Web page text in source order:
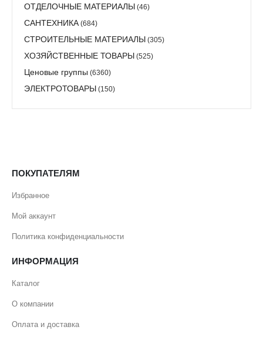
ОТДЕЛОЧНЫЕ МАТЕРИАЛЫ (46)
САНТЕХНИКА (684)
СТРОИТЕЛЬНЫЕ МАТЕРИАЛЫ (305)
ХОЗЯЙСТВЕННЫЕ ТОВАРЫ (525)
Ценовые группы (6360)
ЭЛЕКТРОТОВАРЫ (150)
ПОКУПАТЕЛЯМ
Избранное
Мой аккаунт
Политика конфиденциальности
ИНФОРМАЦИЯ
Каталог
О компании
Оплата и доставка